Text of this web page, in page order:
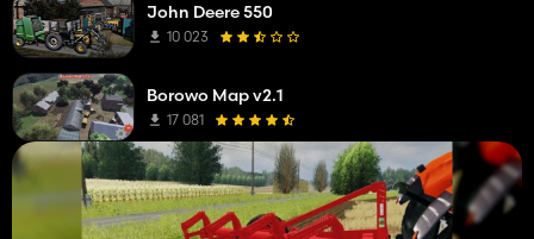
John Deere 550
10 023
Borowo Map v2.1
17 081